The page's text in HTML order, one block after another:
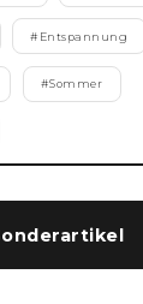
# Entspannung
#Sommer